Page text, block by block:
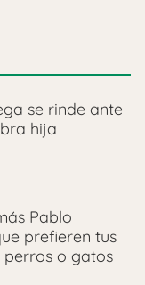
se rinde ante
hija
Pablo
prefieren tus
o gatos